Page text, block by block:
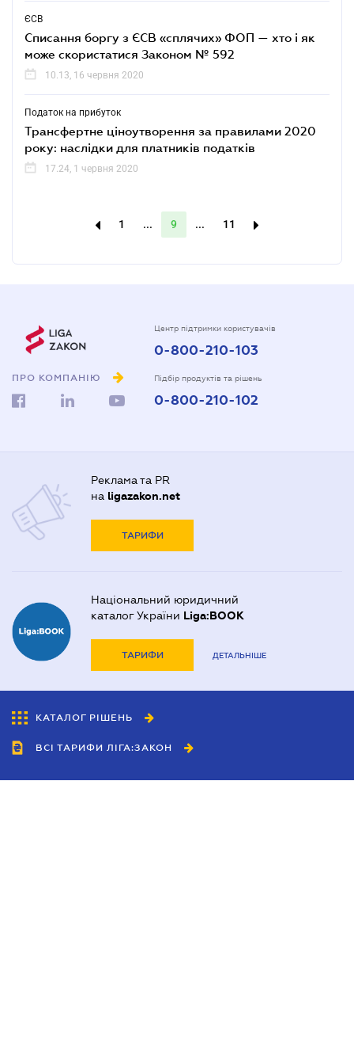
ЄСВ
Списання боргу з ЄСВ «сплячих» ФОП — хто і як
може скористатися Законом № 592
10.13, 16 червня 2020
Податок на прибуток
Трансфертне ціноутворення за правилами 2020
року: наслідки для платників податків
17.24, 1 червня 2020
1 ... 9 ... 11
ПРО КОМПАНІЮ
Центр підтримки користувачів
0-800-210-103
Підбір продуктів та рішень
0-800-210-102
Реклама та PR
на ligazakon.net
ТАРИФИ
Національний юридичний
каталог України Liga:BOOK
ТАРИФИ ДЕТАЛЬНІШЕ
КАТАЛОГ РІШЕНЬ
ВСІ ТАРИФИ ЛІГА:ЗАКОН